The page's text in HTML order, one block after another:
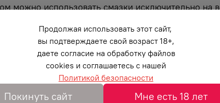
можно использовать смазки исключительно на
Возбуждает
Продолжая использовать этот сайт,
вы подтверждаете свой возраст 18+,
даете согласие на обработку файлов
cookies и соглашаетесь с нашей
Политикой безопасности
Покинуть сайт Мне есть 18 лет